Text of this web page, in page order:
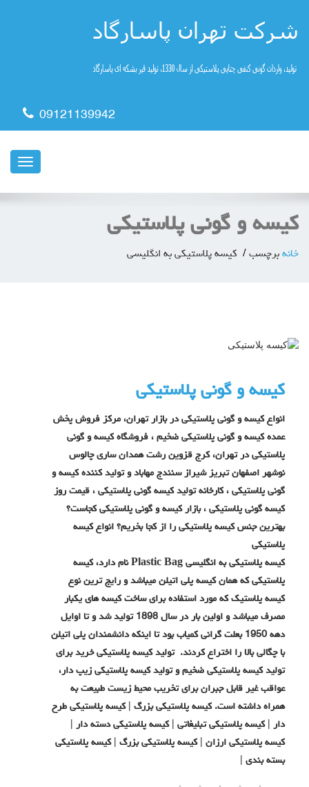
09121139942
ناوبری
کیسه و گونی پلاستیکی
خانه برچسب کیسه پلاستیکی به انگلیسی
کیسه و گونی پلاستیکی
انواع کیسه و گونی پلاستیکی در بازار تهران، مرکز فروش پخش
عمده کیسه و گونی پلاستیکی ضخیم ، فروشگاه کیسه و گونی
پلاستیکی در تهران، کرج قزوین رشت همدان ساری چالوس
نوشهر اصفهان تبریز شیراز سنندج مهاباد و تولید کننده کیسه و
گونی پلاستیکی ، کارخانه تولید کیسه گونی پلاستیکی ، قیمت روز
کیسه گونی پلاستیکی ، بازار کیسه و گونی پلاستیکی کجاست؟
بهترین جنس کیسه پلاستیکی را از کجا بخریم؟ انواع کیسه
پلاستیکی
کیسه پلاستیکی به انگلیسی Plastic Bag نام دارد، کیسه
پلاستیکی که همان کیسه پلی اتیلن میباشد و رایج ترین نوع
کیسه پلاستیک که مورد استفاده برای ساخت کیسه های یکبار
مصرف میباشد و اولین بار در سال 1898 تولید شد و تا اوایل
دهه 1950 بعلت گرانی کمیاب بود تا اینکه دانشمندان پلی اتیلن
با چگالی بالا را اختراع کردند. تولید کیسه پلاستیکی خرید برای
تولید کیسه پلاستیکی ضخیم و تولید کیسه پلاستیکی زیپ دار،
عواقب غیر قابل جبران برای تخریب محیط زیست طبیعت به
همراه داشته است. کیسه پلاستیکی بزرگ | کیسه پلاستیکی طرح
دار | کیسه پلاستیکی تبلیغاتی | کیسه پلاستیکی دسته دار |
کیسه پلاستیکی ارزان | کیسه پلاستیکی بزرگ | کیسه پلاستیکی
بسته بندی |